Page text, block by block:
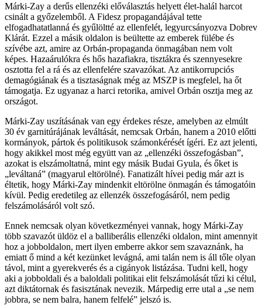
Márki-Zay a derűs ellenzéki előválasztás helyett élet-halál harcot
csinált a győzelemből. A Fidesz propagandájával tette
elfogadhatatlanná és gyűlöltté az ellenfelét, legyurcsányozva Dobrev
Klárát. Ezzel a másik oldalon is beültette az emberek fülébe és
szívébe azt, amire az Orbán-propaganda önmagában nem volt
képes. Hazaárulókra és hős hazafiakra, tisztákra és szennyesekre
osztotta fel a rá és az ellenfelére szavazókat. Az antikorrupciós
demagógiának és a tisztaságnak még az MSZP is megfelel, ha őt
támogatja. Ez ugyanaz a harci retorika, amivel Orbán osztja meg az
országot.
Márki-Zay uszításának van egy érdekes része, amelyben az elmúlt
30 év garnitúrájának leváltását, nemcsak Orbán, hanem a 2010 előtti
kormányok, pártok és politikusok számonkérését ígéri. Ez azt jelenti,
hogy akikkel most még együtt van az „ellenzéki összefogásban”,
azokat is elszámoltatná, mint egy másik Budai Gyula, és őket is
„leváltaná” (magyarul eltörölné). Fanatizált hívei pedig már azt is
éltetik, hogy Márki-Zay mindenkit eltörölne önmagán és támogatóin
kívül. Pedig eredetileg az ellenzék összefogásáról, nem pedig
felszámolásáról volt szó.
Ennek nemcsak olyan következményei vannak, hogy Márki-Zay
több szavazót üldöz el a balliberális ellenzéki oldalon, mint amennyit
hoz a jobboldalon, mert ilyen emberre akkor sem szavaznánk, ha
emiatt ő mind a két kezünket levágná, ami talán nem is áll tőle olyan
távol, mint a gyerekverés és a cigányok listázása. Tudni kell, hogy
aki a jobboldali és a baloldali politikai elit felszámolását tűzi ki célul,
azt diktátornak és fasisztának nevezik. Márpedig erre utal a „se nem
jobbra, se nem balra, hanem felfelé” jelszó is.